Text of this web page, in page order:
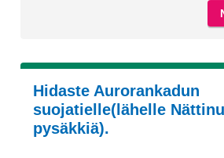
Hidaste Aurorankadun
suojatielle(lähelle
pysäkkiä).